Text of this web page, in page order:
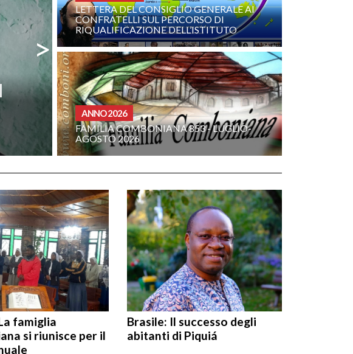
>
LETTERA DEL CONSIGLIO GENERALE AI
CONFRATELLI SUL PERCORSO DI
RIQUALIFICAZIONE DELL’ISTITUTO
ANNO 2026
FAMILIA COMBONIANA 853 - LUGLIO-
AGOSTO 2026
famiglia
si riunisce per il
Brasile: Il successo degli
abitanti di Piquiá